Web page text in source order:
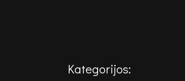
Kategorijos: